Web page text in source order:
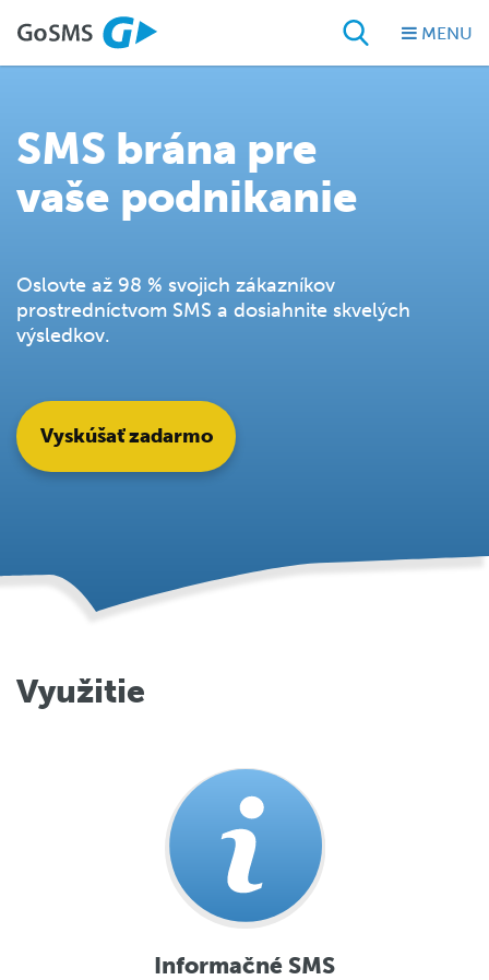
MENU
SMS brána pre
vaše podnikanie
Oslovte až 98 % svojich zákazníkov
prostredníctvom SMS a dosiahnite skvelých
výsledkov.
Vyskúšať zadarmo
Využitie
Informačné SMS